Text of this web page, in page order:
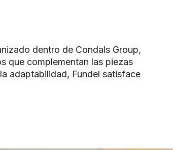
dentro de Condals Group,
que complementan las piezas
adaptabilidad, Fundel satisface